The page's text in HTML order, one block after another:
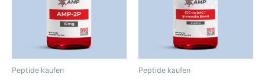
Peptide kaufen Peptide kaufen